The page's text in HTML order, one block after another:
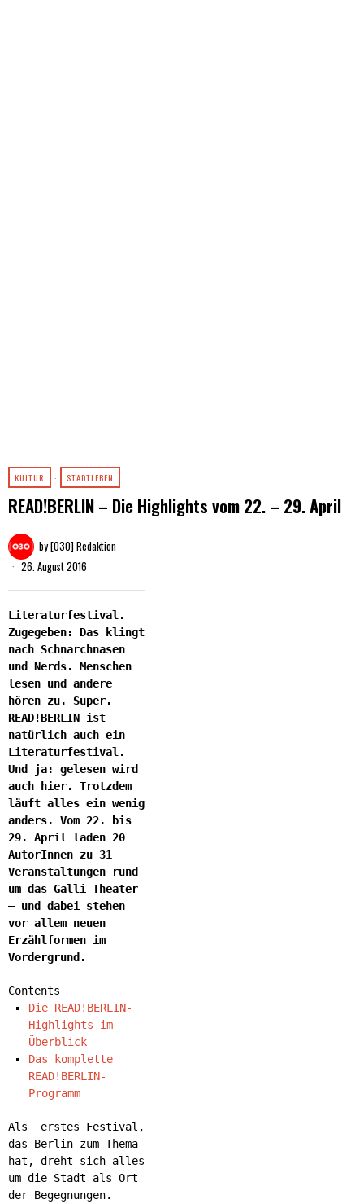
KULTUR · STADTLEBEN
READ!BERLIN – Die Highlights vom 22. – 29. April
by[030] Redaktion
26. August 2016
Literaturfestival.
Zugegeben: Das klingt
nach Schnarchnasen
und Nerds. Menschen
lesen und andere
hören zu. Super.
READ!BERLIN ist
natürlich auch ein
Literaturfestival.
Und ja: gelesen wird
auch hier. Trotzdem
läuft alles ein wenig
anders. Vom 22. bis
29. April laden 20
AutorInnen zu 31
Veranstaltungen rund
um das Galli Theater
– und dabei stehen
vor allem neuen
Erzählformen im
Vordergrund.
Contents
Die READ!BERLIN-
Highlights im
Überblick
Das komplette
READ!BERLIN-
Programm
Als erstes Festival,
das Berlin zum Thema
hat, dreht sich alles
um die Stadt als Ort
der Begegnungen.